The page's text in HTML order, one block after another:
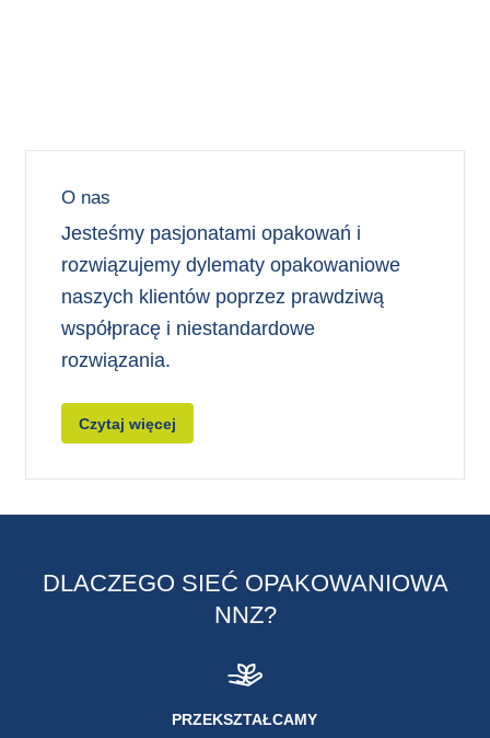
O nas
Jesteśmy pasjonatami opakowań i
rozwiązujemy dylematy opakowaniowe
naszych klientów poprzez prawdziwą
współpracę i niestandardowe
rozwiązania.
Czytaj więcej
DLACZEGO SIEĆ OPAKOWANIOWA
NNZ?
PRZEKSZTAŁCAMY